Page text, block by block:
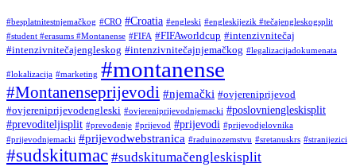
#besplatnitestnjemačkog #CRO #Croatia #engleski #engleskijezik #tečajengleskogsplit
#student #erasums #Montanense #FIFA #FIFAworldcup #intenzivnitečaj
#intenzivnitečajengleskog #intenzivnitečajnjemačkog #legalizacijadokumenata
#lokalizacija #marketing #montanense
#Montanenseprijevodi #njemački #ovjereniprijevod
#ovjereniprijevodengleski #ovjereniprijevodnjemacki #poslovniengleskisplit
#prevoditeljisplit #prevođenje #prijevod #prijevodi #prijevodjelovnika
#prijevodnjemacki #prijevodwebstranica #raduinozemstvu #sretanuskrs #stranijezici
#sudskitumac #sudskitumačengleskisplit